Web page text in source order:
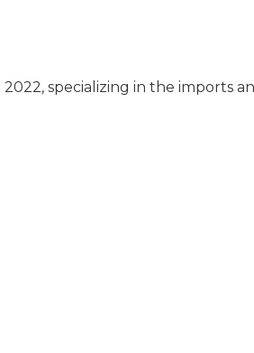
specializing in the imports